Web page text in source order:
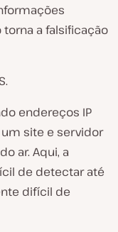
a falsificação
endereços IP
site e servidor
ar. Aqui, a
de detectar até
difícil de